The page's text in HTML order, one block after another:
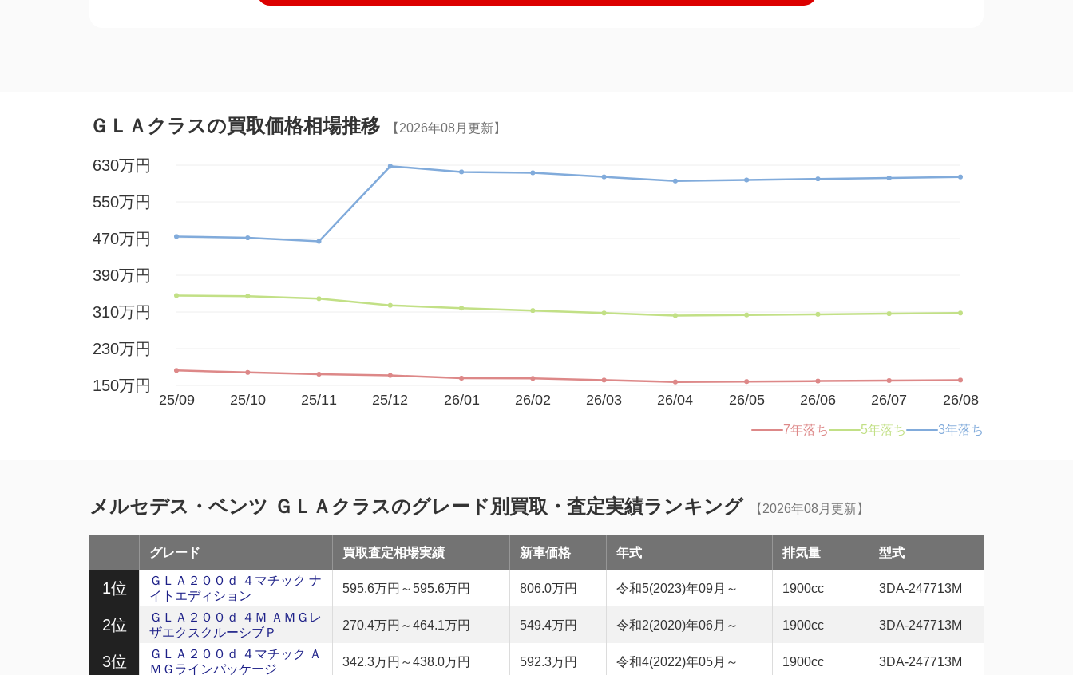
ＧＬＡクラスの買取価格相場推移 【2026年08月更新】
150万円
230万円
310万円
390万円
470万円
550万円
630万円
25/09 25/10 25/11 25/12 26/01 26/02 26/03 26/04 26/05 26/06 26/07 26/08
7年落ち 5年落ち 3年落ち
メルセデス・ベンツ ＧＬＡクラスのグレード別買取・査定実績ランキング 【2026年08月更新】
グレード 買取査定相場実績 新車価格 年式 排気量 型式
1位
ＧＬＡ２００ｄ ４マチック ナ
イトエディション
595.6万円～595.6万円 806.0万円 令和5(2023)年09月～ 1900cc 3DA-247713M
2位
ＧＬＡ２００ｄ ４Ｍ ＡＭＧレ
ザエクスクルーシブＰ
270.4万円～464.1万円 549.4万円 令和2(2020)年06月～ 1900cc 3DA-247713M
3位
ＧＬＡ２００ｄ ４マチック Ａ
ＭＧラインパッケージ
342.3万円～438.0万円 592.3万円 令和4(2022)年05月～ 1900cc 3DA-247713M